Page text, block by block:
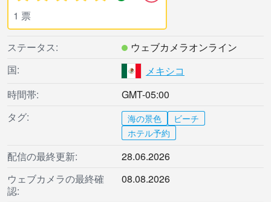
1 票
ステータス:
ウェブカメラオンライン
国:
メキシコ
時間帯:
GMT-05:00
タグ:
海の景色
ビーチ
ホテル予約
配信の最終更新:
28.06.2026
ウェブカメラの最終確
認:
08.08.2026